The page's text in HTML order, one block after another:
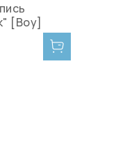
[Boy]